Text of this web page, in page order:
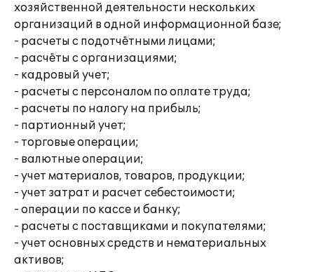
хозяйственной деятельности нескольких
организаций в одной информационной базе;
- расчеты с подотчётными лицами;
- расчёты с организациями;
- кадровый учет;
- расчеты с персоналом по оплате труда;
- расчеты по налогу на прибыль;
- партионный учет;
- торговые операции;
- валютные операции;
- учет материалов, товаров, продукции;
- учет затрат и расчет себестоимости;
- операции по кассе и банку;
- расчеты с поставщиками и покупателями;
- учет основных средств и нематериальных
активов;